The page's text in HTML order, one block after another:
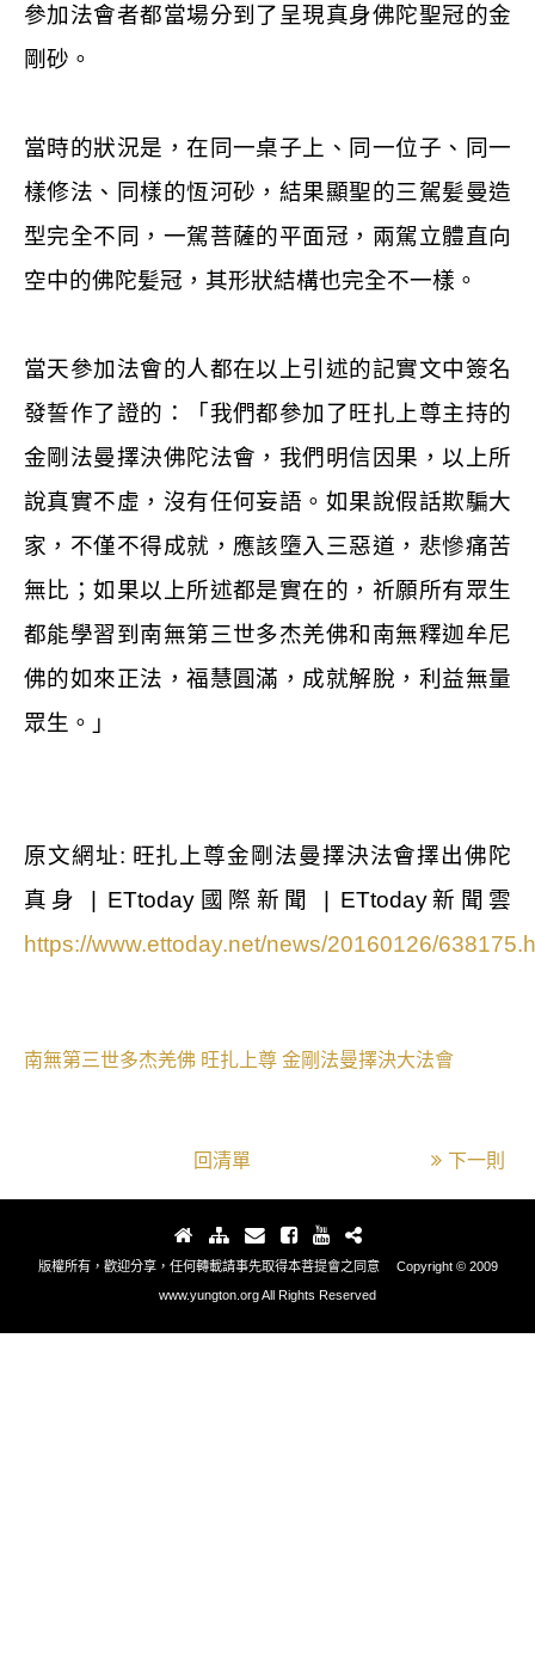
參加法會者都當場分到了呈現真身佛陀聖冠的金
剛砂。
當時的狀況是，在同一桌子上、同一位子、同一
樣修法、同樣的恆河砂，結果顯聖的三駕髪曼造
型完全不同，一駕菩薩的平面冠，兩駕立體直向
空中的佛陀髪冠，其形狀結構也完全不一樣。
當天參加法會的人都在以上引述的記實文中簽名
發誓作了證的：「我們都參加了旺扎上尊主持的
金剛法曼擇決佛陀法會，我們明信因果，以上所
說真實不虛，沒有任何妄語。如果說假話欺騙大
家，不僅不得成就，應該墮入三惡道，悲慘痛苦
無比；如果以上所述都是實在的，祈願所有眾生
都能學習到南無第三世多杰羌佛和南無釋迦牟尼
佛的如來正法，福慧圓滿，成就解脫，利益無量
眾生。」
原文網址: 旺扎上尊金剛法曼擇決法會擇出佛陀
真身
| ETtoday 國際新聞 | ETtoday新聞雲
https://www.ettoday.net/news/20160126/
南無第三世多杰羌佛 旺扎上尊 金剛法曼擇決大法會
回清單 下一則
版權所有，歡迎分享，任何轉載請事先取得本菩提會之同意 Copyright © 2009
www.yungton.org All Rights Reserved